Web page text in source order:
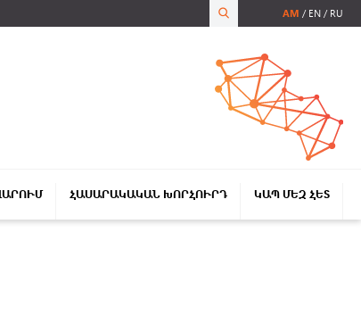
AM EN RU
ՀԱՍԱՐԱԿԱԿԱՆ ԽՈՐՀՈՒՐԴ ԿԱՊ ՄԵԶ ՀԵՏ